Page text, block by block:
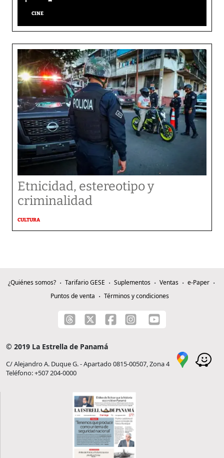
CINE
Etnicidad, estereotipo y
criminalidad
CULTURA
¿Quiénes somos? Tarifario GESE Suplementos Ventas
e-Paper
Puntos de venta
Términos y condiciones
© 2019 La Estrella de Panamá
C/ Alejandro A. Duque G. - Apartado 0815-00507, Zona 4
Teléfono: +507 204-0000